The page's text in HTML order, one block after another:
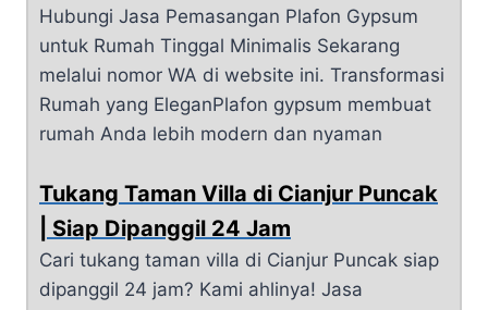
Hubungi Jasa Pemasangan Plafon Gypsum
untuk Rumah Tinggal Minimalis Sekarang
melalui nomor WA di website ini. Transformasi
Rumah yang EleganPlafon gypsum membuat
rumah Anda lebih modern dan nyaman
Tukang Taman Villa di Cianjur Puncak
| Siap Dipanggil 24 Jam
Cari tukang taman villa di Cianjur Puncak siap
dipanggil 24 jam? Kami ahlinya! Jasa